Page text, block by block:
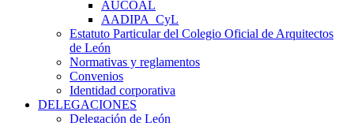
AUCOAL
AADIPA_CyL
Estatuto Particular del Colegio Oficial de Arquitectos
de León
Normativas y reglamentos
Convenios
Identidad corporativa
DELEGACIONES
Delegación de León